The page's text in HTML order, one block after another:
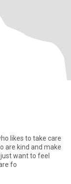
likes to take care
are kind and make
want to feel
fo